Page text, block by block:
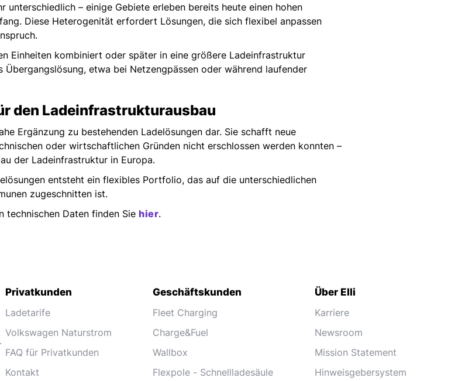
– einige Gebiete erleben bereits heute einen hohen
Diese Heterogenität erfordert Lösungen, die sich flexibel anpassen
Einheiten kombiniert oder später in eine größere Ladeinfrastruktur
Übergangslösung, etwa bei Netzengpässen oder während laufender
den Ladeinfrastrukturausbau
Ergänzung zu bestehenden Ladelösungen dar. Sie schafft neue
oder wirtschaftlichen Gründen nicht erschlossen werden konnten –
der Ladeinfrastruktur in Europa.
entsteht ein flexibles Portfolio, das auf die unterschiedlichen
zugeschnitten ist.
technischen Daten finden Sie hier.
Privatkunden
Ladetarife
Volkswagen Naturstrom
FAQ für Privatkunden
Kontakt
Geschäftskunden
Fleet Charging
Charge&Fuel
Wallbox
Flexpole - Schnellladesäule
Über Elli
Karriere
Newsroom
Mission Statement
Hinweisgebersystem